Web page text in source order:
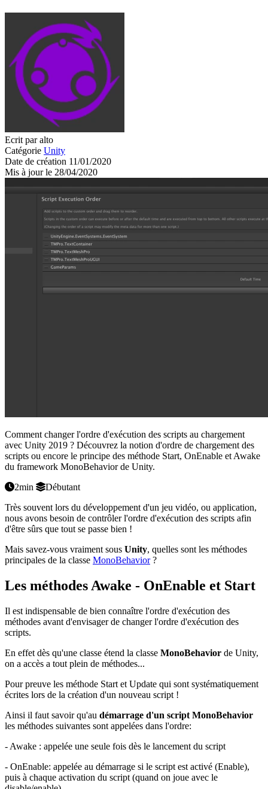
Ecrit par alto
Catégorie Unity
Date de création 11/01/2020
Mis à jour le 28/04/2020
Comment changer l'ordre d'exécution des scripts au chargement
avec Unity 2019 ? Découvrez la notion d'ordre de chargement des
scripts ou encore le principe des méthode Start, OnEnable et Awake
du framework MonoBehavior de Unity.
2min
Débutant
Très souvent lors du développement d'un jeu vidéo, ou application,
nous avons besoin de contrôler l'ordre d'exécution des scripts afin
d'être sûrs que tout se passe bien !
Mais savez-vous vraiment sous Unity, quelles sont les méthodes
principales de la classe MonoBehavior?
Les méthodes Awake - OnEnable et Start
Il est indispensable de bien connaître l'ordre d'exécution des
méthodes avant d'envisager de changer l'ordre d'exécution des
scripts.
En effet dès qu'une classe étend la classe MonoBehavior de Unity,
on a accès a tout plein de méthodes...
Pour preuve les méthode Start et Update qui sont systématiquement
écrites lors de la création d'un nouveau script !
Ainsi il faut savoir qu'au démarrage d'un script MonoBehavior
les méthodes suivantes sont appelées dans l'ordre:
- Awake : appelée une seule fois dès le lancement du script
- OnEnable: appelée au démarrage si le script est activé (Enable),
puis à chaque activation du script (quand on joue avec le